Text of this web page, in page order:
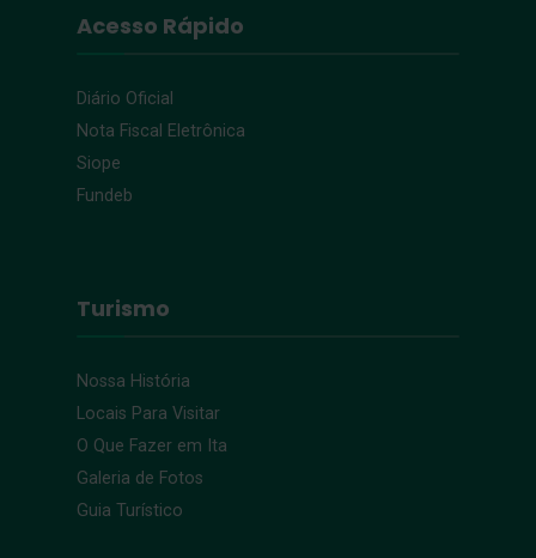
Acesso Rápido
Diário Oficial
Nota Fiscal Eletrônica
Siope
Fundeb
Turismo
Nossa História
Locais Para Visitar
O Que Fazer em Ita
Galeria de Fotos
Guia Turístico